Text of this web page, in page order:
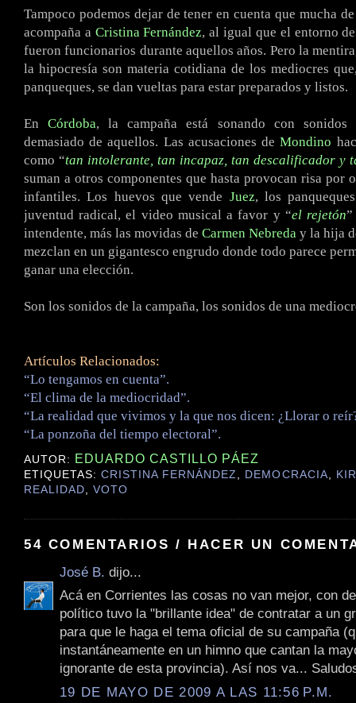
Tampoco podemos dejar de tener en cuenta que mucha
acompaña a Cristina Fernández, al igual que el entorno
fueron funcionarios durante aquellos años. Pero la
la hipocresía son materia cotidiana de los mediocres
panqueques, se dan vueltas para estar preparados y listos.
EnCórdoba, la campaña está sonando con
demasiado de aquellos. Las acusaciones deMondino
como “tan intolerante, tan incapaz, tan descalificador y
suman a otros componentes que hasta provocan risa por
infantiles. Los huevos que vende Juez, los
juventud radical, el video musical a favor y “el rejetón
intendente, más las movidas de Carmen Nebreda y la hija
mezclan en un gigantesco engrudo donde todo parece
ganar una elección.
Son los sonidos de la campaña, los sonidos de una
Artículos Relacionados:
“Lo tengamos en cuenta”.
“El clima de la mediocridad”.
“La realidad que vivimos y la que nos dicen: ¿Llorar o
“La ponzoña del tiempo electoral”.
AUTOR: EDUARDO CASTILLO PÁEZ
ETIQUETAS:CRISTINA FERNÁNDEZ, DEMOCRACIA,
REALIDAD,VOTO
54 COMENTARIOS / HACER UN
José B. dijo...
Acá en Corrientes las cosas no van mejor, con
político tuvo la "brillante idea" de contratar a un
para que le haga el tema oficial de su campaña
instantáneamente en un himno que cantan la
ignorante de esta provincia). Así nos va...
19 DE MAYO DE 2009 A LAS 11:56 P.M.